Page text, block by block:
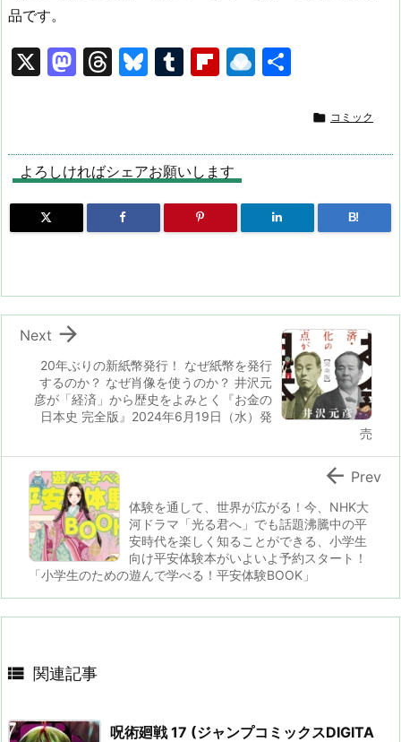
品です。
X
M
o
d
o
n
T
a
d
s
Bl
s
k
y
T
bl
r
Fl
o
ar
d
R
dr
p.
io
 コミック
よろしければシェアお願いします
B!
20年ぶりの新紙幣発行！ なぜ紙幣を発行
するのか？ なぜ肖像を使うのか？ 井沢元
彦が「経済」から歴史をよみとく『お金の
日本史 完全版』2024年6月19日（水）発
売

Next
体験を通して、世界が広がる！今、NHK大
河ドラマ「光る君へ」でも話題沸騰中の平
安時代を楽しく知ることができる、小学生
向け平安体験本がいよいよ予約スタート！
「小学生のための遊んで学べる！平安体験BOOK」
 Prev
 関連記事
呪術廻戦 17 (ジャンプコミックスDIGITA